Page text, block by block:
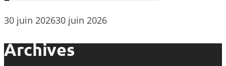
30 juin 202630 juin 2026
Archives